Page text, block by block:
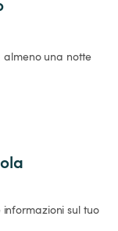
almeno una notte
sul tuo